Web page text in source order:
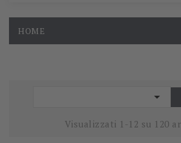
HOME

Visualizzati 1-12 su 120